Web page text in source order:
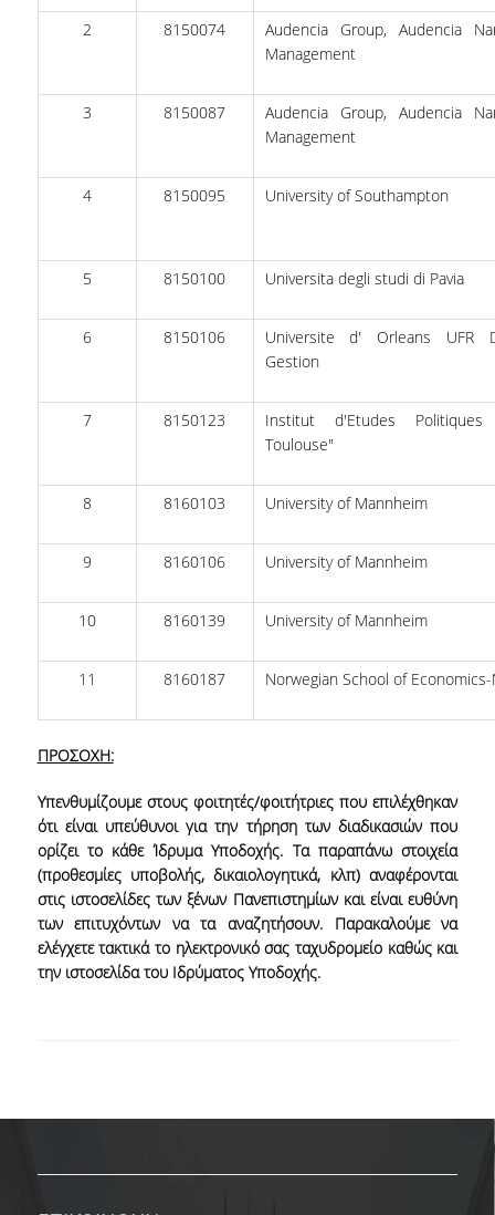
ΜΕΛΗ ΔΕΠ
ΕΠΙΣΚΕΠΤΕΣ ΚΑΘΗΓΗΤΕΣ
ΜΕΛΗ Ε.Τ.Ε.Π.
ΜΗΤΡΩΟ ΜΕΛΩΝ ΤΜΗΜΑΤΟΣ
ΠΡΟΓΡΑΜΜΑ ΣΠΟΥΔΩΝ
ΟΔΗΓΟΣ ΚΑΙ ΚΑΤΕΥΘΥΝΣΕΙΣ ΣΠΟΥΔΩΝ
ΜΑΘΗΜΑΤΑ ΕΛΕΥΘΕΡΗΣ ΕΠΙΛΟΓΗΣ ΑΠΟ
ΠΡΑΚΤΙΚΗ ΑΣΚΗΣΗ ΚΑΙ ΠΤΥΧΙΑΚΗ ΕΡΓΑΣΙΑ
ΔΙΔΑΣΚΑΛΙΑ ΚΑΙ ΕΞΕΤΑΣΕΙΣ
ΔΙΑΧΕΙΡΙΣΗ ΠΑΡΑΠΟΝΩΝ ΦΟΙΤΗΤΩΝ
TUTORS ΦΟΙΤΗΤΩΝ
ΜΕΤΑΠΤΥΧΙΑΚΕΣ ΣΠΟΥΔΕΣ
2 8150074
Audencia Group, Audencia
Management
3 8150087
Audencia Group, Audencia
Management
4 8150095 University of Southampton
5 8150100 Universita degli studi di Pavia
6 8150106
Universite d' Orleans UFR
Gestion
7 8150123
Institut d'Etudes
Toulouse"
8 8160103 University of Mannheim
9 8160106 University of Mannheim
10 8160139 University of Mannheim
11 8160187 Norwegian School of
ΠΡΟΣΟΧΗ:
Υπενθυμίζουμε στους φοιτητές/φοιτήτριες που επιλέχθηκαν
ότι είναι υπεύθυνοι για την τήρηση των διαδικασιών που
ορίζει το κάθε Ίδρυμα Υποδοχής. Τα παραπάνω στοιχεία
(προθεσμίες υποβολής, δικαιολογητικά, κλπ) αναφέρονται
στις ιστοσελίδες των ξένων Πανεπιστημίων και είναι ευθύνη
των επιτυχόντων να τα αναζητήσουν. Παρακαλούμε να
ελέγχετε τακτικά το ηλεκτρονικό σας ταχυδρομείο καθώς και
την ιστοσελίδα του Ιδρύματος Υποδοχής.